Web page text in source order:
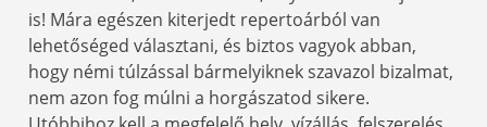
is! Mára egészen kiterjedt repertoárból van
lehetőséged választani, és biztos vagyok abban,
hogy némi túlzással bármelyiknek szavazol bizalmat,
nem azon fog múlni a horgászatod sikere.